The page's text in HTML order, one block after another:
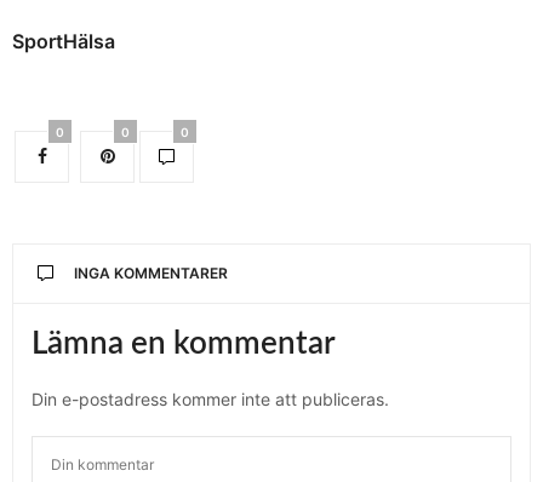
SportHälsa
0 0 0
INGA KOMMENTARER
Lämna en kommentar
Din e-postadress kommer inte att publiceras.